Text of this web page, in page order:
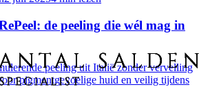
de peeling die wél mag in
peeling uit Italië zonder vervelling
pigmentgevoelige huid en veilig tijdens